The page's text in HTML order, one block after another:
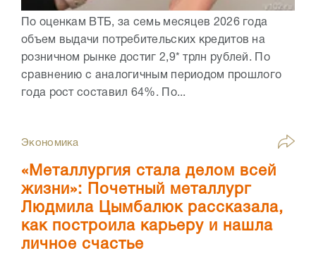
По оценкам ВТБ, за семь месяцев 2026 года
объем выдачи потребительских кредитов на
розничном рынке достиг 2,9* трлн рублей. По
сравнению с аналогичным периодом прошлого
года рост составил 64%. По...
Экономика
«Металлургия стала делом всей
жизни»: Почетный металлург
Людмила Цымбалюк рассказала,
как построила карьеру и нашла
личное счастье